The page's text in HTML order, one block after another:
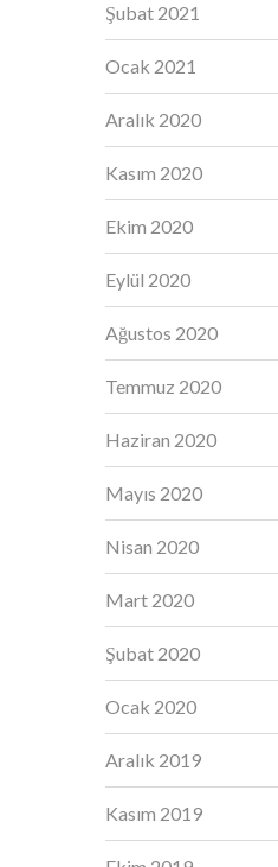
Şubat 2021
Ocak 2021
Aralık 2020
Kasım 2020
Ekim 2020
Eylül 2020
Ağustos 2020
Temmuz 2020
Haziran 2020
Mayıs 2020
Nisan 2020
Mart 2020
Şubat 2020
Ocak 2020
Aralık 2019
Kasım 2019